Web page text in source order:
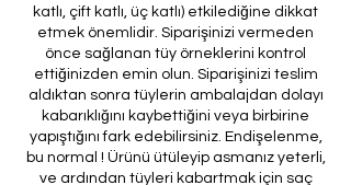
katlı, çift katlı, üç katlı) etkilediğine dikkat
etmek önemlidir. Siparişinizi vermeden
önce sağlanan tüy örneklerini kontrol
ettiğinizden emin olun. Siparişinizi teslim
aldıktan sonra tüylerin ambalajdan dolayı
kabarıklığını kaybettiğini veya birbirine
yapıştığını fark edebilirsiniz. Endişelenme,
bu normal ! Ürünü ütüleyip asmanız yeterli,
ve ardından tüyleri kabartmak için saç